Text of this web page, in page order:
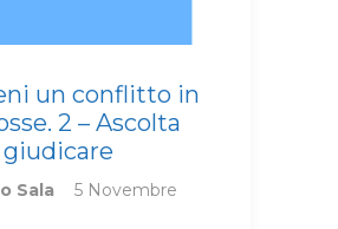
un conflitto in
2 – Ascolta
giudicare
Sala
5 Novembre